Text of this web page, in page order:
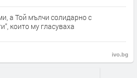
а Той мълчи солидарно с
които му гласуваха
ivo.bg